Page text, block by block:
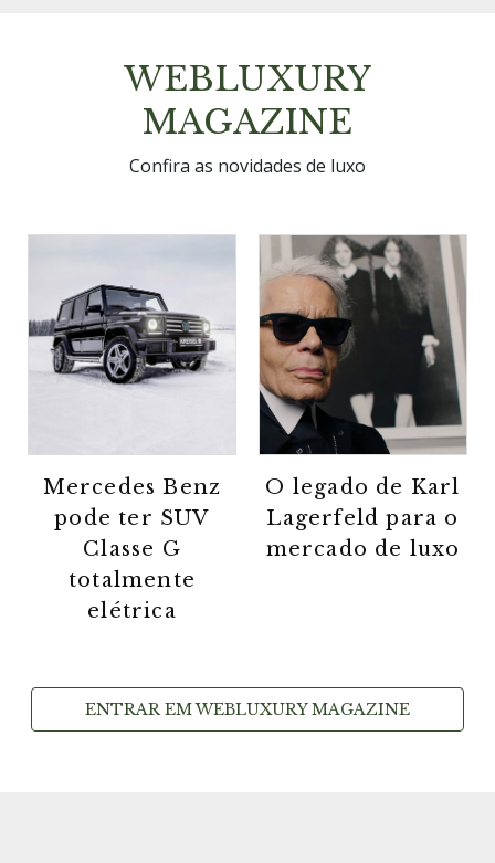
WEBLUXURY
MAGAZINE
Confira as novidades de luxo
Mercedes Benz
pode ter SUV
Classe G
totalmente
elétrica
O legado de Karl
Lagerfeld para o
mercado de luxo
ENTRAR EM WEBLUXURY MAGAZINE